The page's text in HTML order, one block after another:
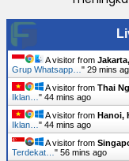
A visitor from
Grup Whatsapp… " 29 mins
A visitor from Thai
Iklan… " 44 mins ago
A visitor from Hanoi,
Iklan… " 44 mins ago
A visitor from
Terdekat… " 56 mins ago